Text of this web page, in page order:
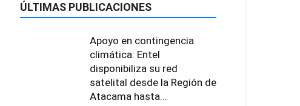
ÚLTIMAS PUBLICACIONES
Apoyo en contingencia
climática: Entel
disponibiliza su red
satelital desde la Región de
Atacama hasta...